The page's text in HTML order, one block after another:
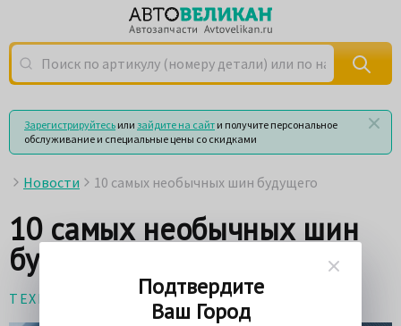
Поиск по артикулу (номеру детали) или по названию
Зарегистрируйтесь или зайдите на сайт и получите персональное
обслуживание и специальные цены со скидками
Новости 10 самых необычных шин будущего
10 самых необычных шин
будущего
ТЕХНОЛОГИИ 24 сентября 2017
Подтвердите
Ваш Город